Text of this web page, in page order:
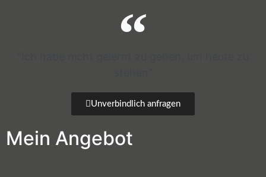
Unverbindlich anfragen
Mein Angebot